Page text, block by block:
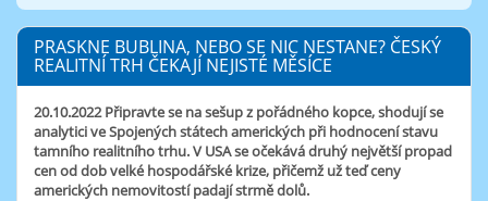
PRASKNE BUBLINA, NEBO SE NIC NESTANE? ČESKÝ
REALITNÍ TRH ČEKAJÍ NEJISTÉ MĚSÍCE
20.10.2022Připravte se na sešup z pořádného kopce, shodují se
analytici ve Spojených státech amerických při hodnocení stavu
tamního realitního trhu. V USA se očekává druhý největší propad
cen od dob velké hospodářské krize, přičemž už teď ceny
amerických nemovitostí padají strmě dolů.